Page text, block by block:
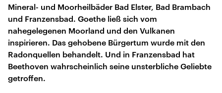
Mineral- und Moorheilbäder Bad Elster, Bad Brambach
und Franzensbad. Goethe ließ sich vom
nahegelegenen Moorland und den Vulkanen
inspirieren. Das gehobene Bürgertum wurde mit den
Radonquellen behandelt. Und in Franzensbad hat
Beethoven wahrscheinlich seine unsterbliche Geliebte
getroffen.